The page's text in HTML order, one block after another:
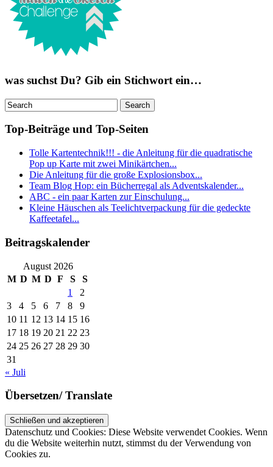
was suchst Du? Gib ein Stichwort ein…
Top-Beiträge und Top-Seiten
Tolle Kartentechnik!!! - die Anleitung für die quadratische
Pop up Karte mit zwei Minikärtchen...
Die Anleitung für die große Explosionsbox...
Team Blog Hop: ein Bücherregal als Adventskalender...
ABC - ein paar Karten zur Einschulung...
Kleine Häuschen als Teelichtverpackung für die gedeckte
Kaffeetafel...
Beitragskalender
August 2026
M D M D F S
S
1
2
3
4 5 6 7 8
9
10 11 12 13 14 15 16
17 18 19 20 21 22 23
24 25 26 27 28 29 30
31
« Juli
Übersetzen/ Translate
Datenschutz und Cookies: Diese Website verwendet Cookies. Wenn
du die Website weiterhin nutzt, stimmst du der Verwendung von
Cookies zu.